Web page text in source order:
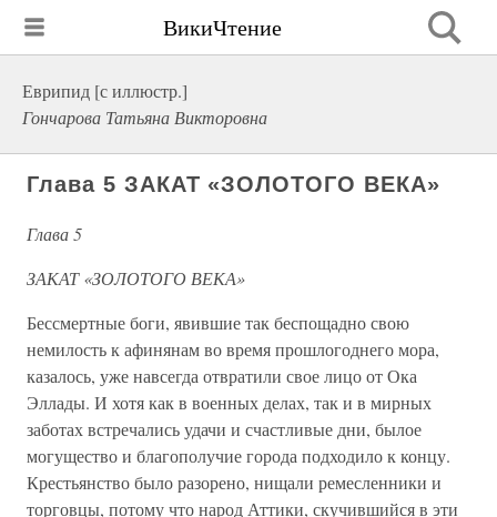
ВикиЧтение
Еврипид [с иллюстр.]
Гончарова Татьяна Викторовна
Глава 5 ЗАКАТ «ЗОЛОТОГО ВЕКА»
Глава 5
ЗАКАТ «ЗОЛОТОГО ВЕКА»
Бессмертные боги, явившие так беспощадно свою
немилость к афинянам во время прошлогоднего мора,
казалось, уже навсегда отвратили свое лицо от Ока
Эллады. И хотя как в военных делах, так и в мирных
заботах встречались удачи и счастливые дни, былое
могущество и благополучие города подходило к концу.
Крестьянство было разорено, нищали ремесленники и
торговцы, потому что народ Аттики, скучившийся в эти